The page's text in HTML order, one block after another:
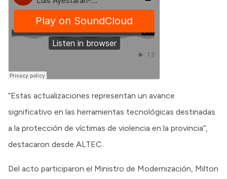
“Estas actualizaciones representan un avance
significativo en las herramientas tecnológicas destinadas
a la protección de víctimas de violencia en la provincia”,
destacaron desde ALTEC.
Del acto participaron el Ministro de Modernización, Milton